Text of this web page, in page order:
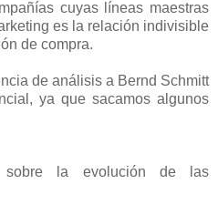
cuyas líneas maestras
es la relación indivisible
de compra.
de análisis a Bernd Schmitt
ya que sacamos algunos
sobre la evolución de las